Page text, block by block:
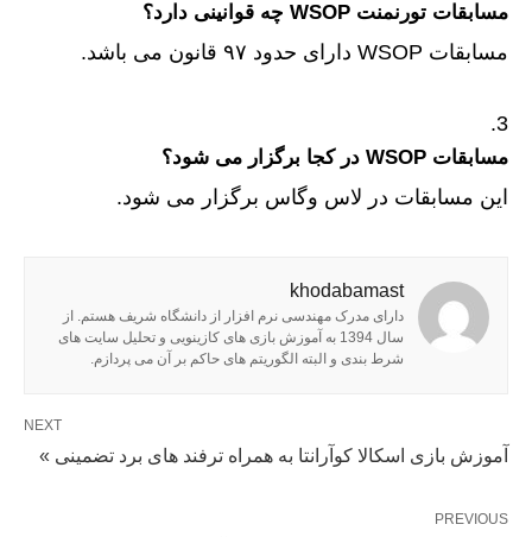
مسابقات تورنمنت WSOP چه قوانینی دارد؟
مسابقات WSOP دارای حدود ۹۷ قانون می باشد.
مسابقات WSOP در کجا برگزار می شود؟
این مسابقات در لاس وگاس برگزار می شود‌.
khodabamast
دارای مدرک مهندسی نرم افزار از دانشگاه شریف هستم. از
سال 1394 به آموزش بازی های کازینویی و تحلیل سایت های
شرط بندی و البته الگوریتم های حاکم بر آن می پردازم.
NEXT
آموزش بازی اسکالا کوآرانتا به همراه ترفند های برد تضمینی »
PREVIOUS